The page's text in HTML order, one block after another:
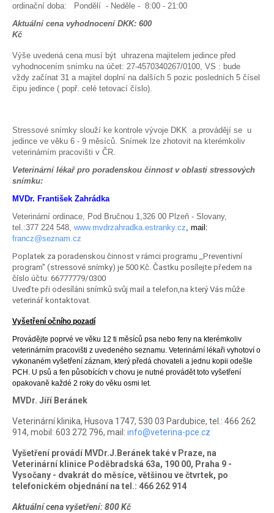
ordinační doba: Pondělí - Neděle - 8:00 - 21:00
Aktuální cena vyhodnocení DKK: 600
Kč
Výše uvedená cena musí být uhrazena majitelem jedince před
vyhodnocením snímku na účet: 27-4570340267/0100, VS : bude
vždy začínat 31 a majitel doplní na dalších 5 pozic posledních 5 čísel
čipu jedince ( popř. celé tetovací číslo).
Stressové snímky slouží ke kontrole vývoje DKK a provádějí se u
jedince ve věku 6 - 9 měsíců. Snímek lze zhotovit na kterémkoliv
veterinárním pracovišti v ČR.
Veterinární lékař pro poradenskou činnost v oblasti stressových
snímku:
MVDr. František Zahrádka
Veterinární ordinace, Pod Bručnou 1,326 00 Plzeň - Slovany,
tel.:377 224 548, www.mvdrzahradka.estranky.cz, mail:
francz@seznam.cz
Poplatek za poradenskou činnost v rámci programu ,,Preventivní
program" (stressové snímky) je 500 Kč. Častku posílejte předem na
číslo účtu: 66777779/0300
Uveďte při odesíláni snímků svůj mail a telefon,na který Vás může
veterinář kontaktovat.
Vyšetření očního pozadí
Provádějte poprvé ve věku 12 ti měsíců psa nebo feny na kterémkoliv
veterinárním pracovišti z uvedeného seznamu. Veterinární lékaři vyhotoví o
vykonaném vyšetření záznam, který předá chovateli a jednu kopii odešle
PCH. U psů a fen působících v chovu je nutné provádět toto vyšetření
opakovaně každé 2 roky do věku osmi let.
MVDr. Jiří Beránek
Veterinární klinika, Husova 1747, 530 03 Pardubice, tel.: 466 262
914, mobil: 603 272 796, mail: info@veterina-pce.cz
Vyšetření provádí MVDr.J.Beránek také v Praze, na
Veterinární klinice Poděbradská 63a, 190 00, Praha 9 -
Vysočany - dvakrát do měsíce, většinou ve čtvrtek, po
telefonickém objednání na tel.: 466 262 914
Aktuální cena vyšetření: 800 Kč